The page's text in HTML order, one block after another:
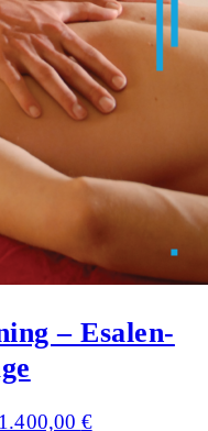
– Esalen-
1.400,00 €